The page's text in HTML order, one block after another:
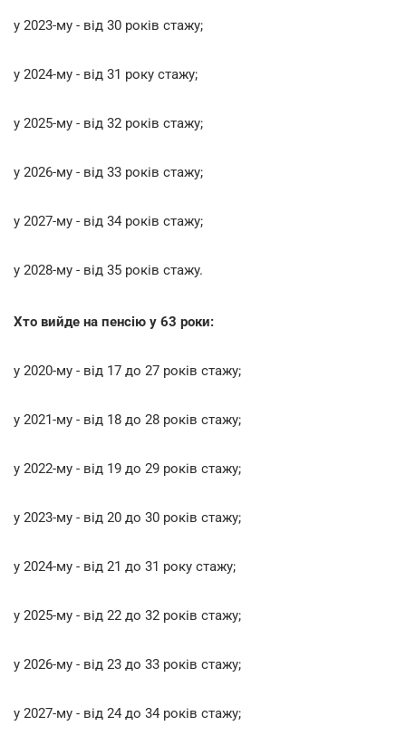
у 2023-му - від 30 років стажу;
у 2024-му - від 31 року стажу;
у 2025-му - від 32 років стажу;
у 2026-му - від 33 років стажу;
у 2027-му - від 34 років стажу;
у 2028-му - від 35 років стажу.
Хто вийде на пенсію у 63 роки:
у 2020-му - від 17 до 27 років стажу;
у 2021-му - від 18 до 28 років стажу;
у 2022-му - від 19 до 29 років стажу;
у 2023-му - від 20 до 30 років стажу;
у 2024-му - від 21 до 31 року стажу;
у 2025-му - від 22 до 32 років стажу;
у 2026-му - від 23 до 33 років стажу;
у 2027-му - від 24 до 34 років стажу;